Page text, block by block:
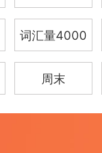
词汇量4000
周末